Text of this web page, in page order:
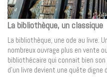
La bibliothèque, un classique
La bibliothèque, une ode au livre.
nombreux ouvrage plus en vente
bibliothécaire qui connait bien
d’un livre devient une quête digne